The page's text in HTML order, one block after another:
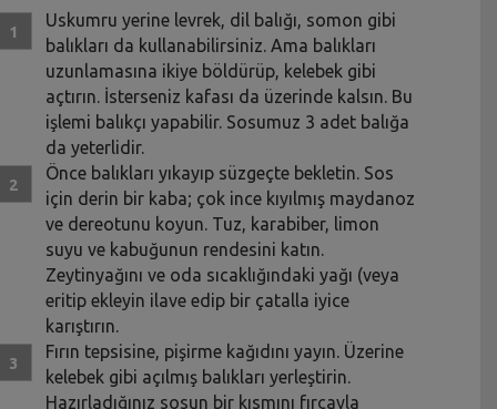
Uskumru yerine levrek, dil balığı, somon gibi
balıkları da kullanabilirsiniz. Ama balıkları
uzunlamasına ikiye böldürüp, kelebek gibi
açtırın. İsterseniz kafası da üzerinde kalsın. Bu
işlemi balıkçı yapabilir. Sosumuz 3 adet balığa
da yeterlidir.
Önce balıkları yıkayıp süzgeçte bekletin. Sos
için derin bir kaba; çok ince kıyılmış maydanoz
ve dereotunu koyun. Tuz, karabiber, limon
suyu ve kabuğunun rendesini katın.
Zeytinyağını ve oda sıcaklığındaki yağı (veya
eritip ekleyin ilave edip bir çatalla iyice
karıştırın.
Fırın tepsisine, pişirme kağıdını yayın. Üzerine
kelebek gibi açılmış balıkları yerleştirin.
Hazırladığınız sosun bir kısmını fırçayla